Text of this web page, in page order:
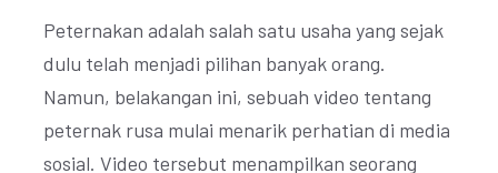
Peternakan adalah salah satu usaha yang sejak
dulu telah menjadi pilihan banyak orang.
Namun, belakangan ini, sebuah video tentang
peternak rusa mulai menarik perhatian di media
sosial. Video tersebut menampilkan seorang